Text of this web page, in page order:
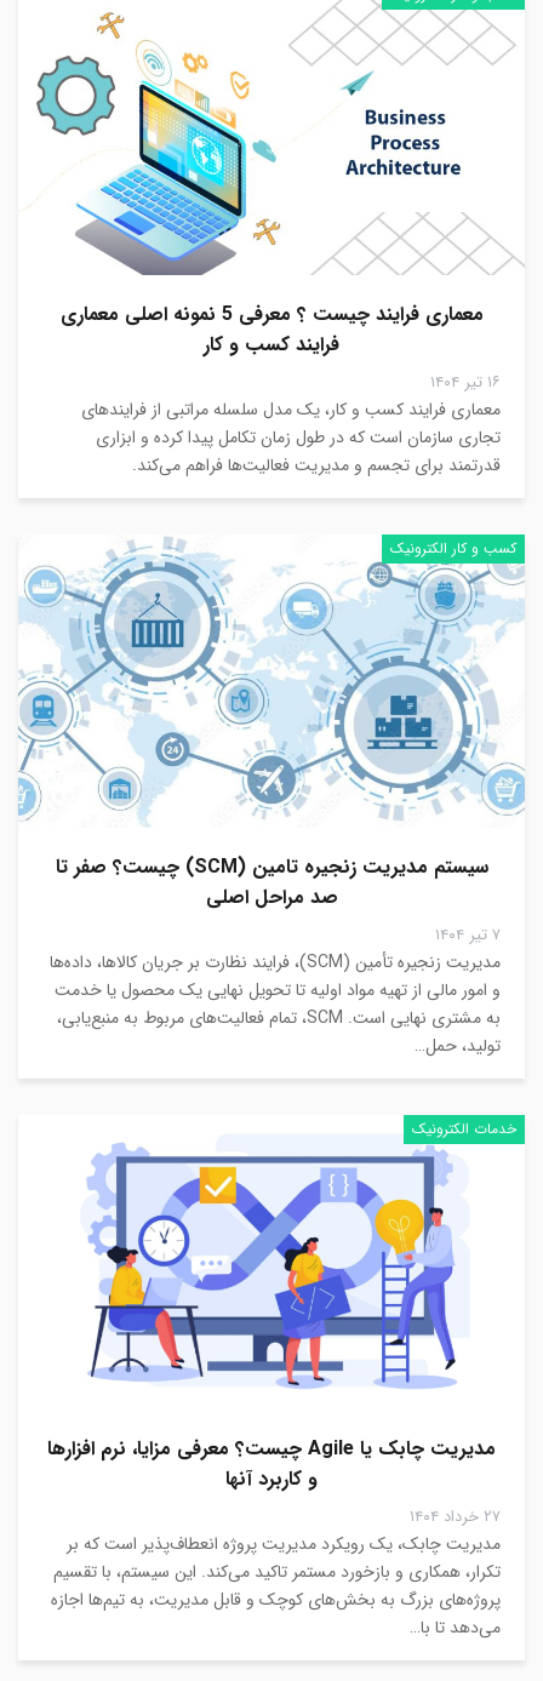
معماری فرایند چیست ؟ معرفی 5 نمونه اصلی معماری
فرایند کسب و کار
۱۶ تیر ۱۴۰۴
معماری فرایند کسب و کار، یک مدل سلسله مراتبی از فرایندهای
تجاری سازمان است که در طول زمان تکامل پیدا کرده و ابزاری
قدرتمند برای تجسم و مدیریت فعالیت‌ها فراهم می‌کند.
کسب و کار الکترونیک
سیستم مدیریت زنجیره تامین (SCM) چیست؟ صفر تا
صد مراحل اصلی
۷ تیر ۱۴۰۴
مدیریت زنجیره تأمین (SCM)، فرایند نظارت بر جریان کالاها، داده‌ها
و امور مالی از تهیه مواد اولیه تا تحویل نهایی یک محصول یا خدمت
به مشتری نهایی است. SCM، تمام فعالیت‌های مربوط به منبع‌یابی،
تولید، حمل…
خدمات الکترونیک
مدیریت چابک یا Agile چیست؟ معرفی مزایا، نرم افزارها
و کاربرد آنها
۲۷ خرداد ۱۴۰۴
مدیریت چابک، یک رویکرد مدیریت پروژه انعطاف‌پذیر است که بر
تکرار، همکاری و بازخورد مستمر تاکید می‌کند. این سیستم، با تقسیم
پروژه‌های بزرگ به بخش‌های کوچک و قابل مدیریت، به تیم‌ها اجازه
می‌دهد تا با…